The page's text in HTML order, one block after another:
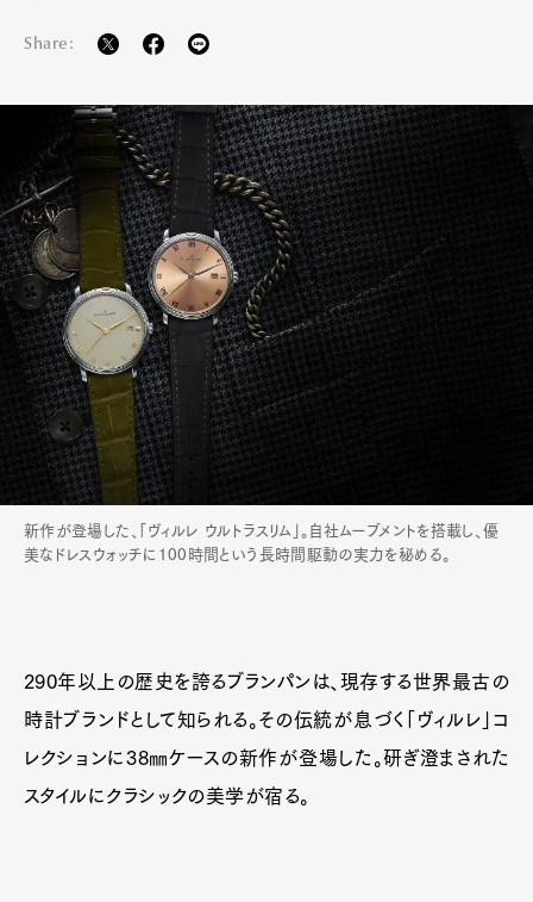
Share:
新作が登場した、「ヴィルレ ウルトラスリム」。自社ムーブメントを搭載し、優
美なドレスウォッチに100時間という長時間駆動の実力を秘める。
290年以上の歴史を誇るブランパンは、現存する世界最古の
時計ブランドとして知られる。その伝統が息づく「ヴィルレ」コ
レクションに38㎜ケースの新作が登場した。研ぎ澄まされた
スタイルにクラシックの美学が宿る。